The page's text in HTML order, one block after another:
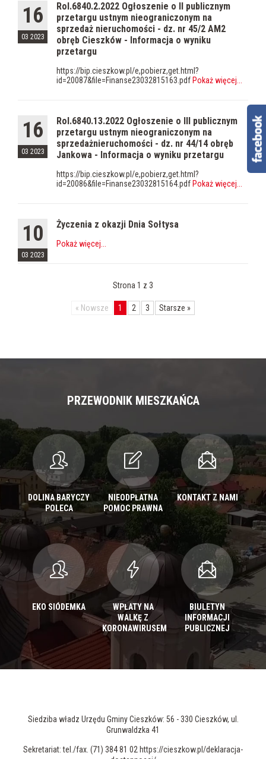
16
03 2023
Rol.6840.2.2022 Ogłoszenie o II publicznym
przetargu ustnym nieograniczonym na
sprzedaż nieruchomości - dz. nr 45/2 AM2
obręb Cieszków - Informacja o wyniku
przetargu
https://bip.cieszkow.pl/e,pobierz,get.html?
id=20087&file=Finanse23032815163.pdf Pokaż więcej
16
03 2023
Rol.6840.13.2022 Ogłoszenie o III publicznym
przetargu ustnym nieograniczonym na
sprzedażnieruchomości - dz. nr 44/14 obręb
Jankowa - Informacja o wyniku przetargu
https://bip.cieszkow.pl/e,pobierz,get.html?
id=20086&file=Finanse23032815164.pdf Pokaż więcej
10
03 2023
Życzenia z okazji Dnia Sołtysa
Pokaż więcej
Strona 1 z 3
« Nowsze 1 2 3 Starsze »
PRZEWODNIK MIESZKAŃCA
DOLINA BARYCZY
POLECA
NIEODPŁATNA
POMOC PRAWNA
KONTAKT Z NAMI
EKO SIÓDEMKA
WPŁATY NA
WALKĘ Z
KORONAWIRUSEM
BIULETYN
INFORMACJI
PUBLICZNEJ
Siedziba władz Urzędu Gminy Cieszków: 56 - 330 Cieszków, ul.
Grunwaldzka 41
Sekretariat: tel./fax. (71) 384 81 02 https://cieszkow.pl/deklaracja-